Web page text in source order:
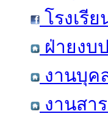
โรงเรี
ฝ่ายงบ
งานบุค
งานสา